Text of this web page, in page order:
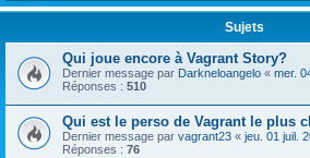
Sujets
Qui joue encore à Vagrant Story?
Dernier message par Darkneloangelo « mer.
Réponses : 510
Qui est le perso de Vagrant le plus
Dernier message par vagrant23 « jeu. 01 juil.
Réponses : 76